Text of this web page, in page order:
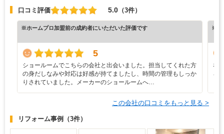
口コミ評価 5.0 （3件）
※ホームプロ加盟前の成約者にいただいた評価です
5
ショールームでこちらの会社と出会いました。担当してくれた方
の身だしなみや対応は好感が持てましたし、時間の管理もしっか
りされていました。メーカーのショールームへ…
※ホ
な
ろ
この会社の口コミをもっと見る >
リフォーム事例 （3件）